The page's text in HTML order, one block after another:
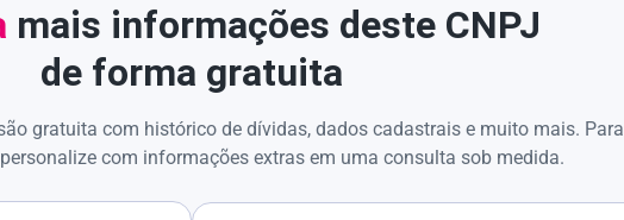
mais informações deste CNPJ
de forma gratuita
gratuita com histórico de dívidas, dados cadastrais e muito mais. Para
com informações extras em uma consulta sob medida.